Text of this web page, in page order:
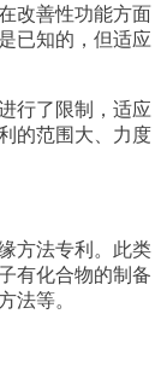
改善性功能方面
已知的，但适应
行了限制，适应
的范围大、力度
方法专利。此类
有化合物的制备
法等。